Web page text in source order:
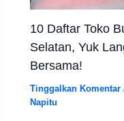
10 Daftar Toko
Selatan, Yuk
Bersama!
Tinggalkan Komentar
Napitu